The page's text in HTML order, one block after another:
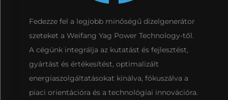
Fedezze fel a legjobb minőségű dizelgenerátor
szeteket a Weifang Yag Power Technology-től.
A cégünk integrálja az kutatást és fejlesztést,
gyártást és értékesítést, optimalizált
energiaszolgáltatásokat kínálva, fókuszálva a
piaci orientációra és a technológiai innovációra.